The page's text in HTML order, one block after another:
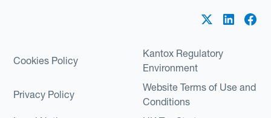
Cookies Policy
Kantox Regulatory
Environment
Privacy Policy
Website Terms of Use and
Conditions